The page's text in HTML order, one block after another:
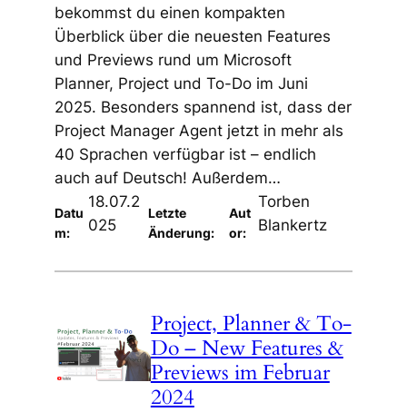
bekommst du einen kompakten
Überblick über die neuesten Features
und Previews rund um Microsoft
Planner, Project und To-Do im Juni
2025. Besonders spannend ist, dass der
Project Manager Agent jetzt in mehr als
40 Sprachen verfügbar ist – endlich
auch auf Deutsch! Außerdem…
Datu
m:
18.07.2
025
Letzte
Änderung:
Aut
or:
Torben
Blankertz
Project, Planner & To-
Do – New Features &
Previews im Februar
2024